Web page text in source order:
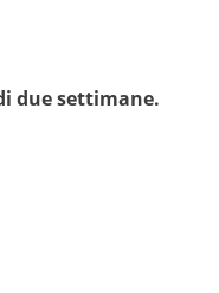
due settimane.